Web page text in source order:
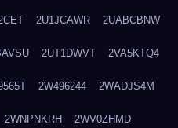
2U1JCAWR 2UABCBNW
2UT1DWVT 2VA5KTQ4
2W496244 2WADJS4M
2WNPNKRH 2WV0ZHMD